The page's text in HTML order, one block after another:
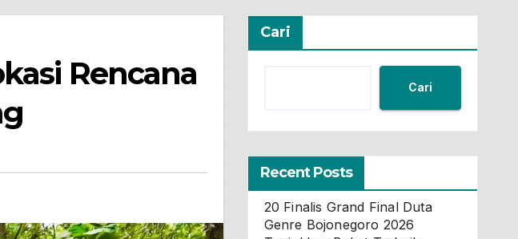
Rencana
Cari
Cari
Recent Posts
20 Finalis Grand Final Duta
Genre Bojonegoro 2026